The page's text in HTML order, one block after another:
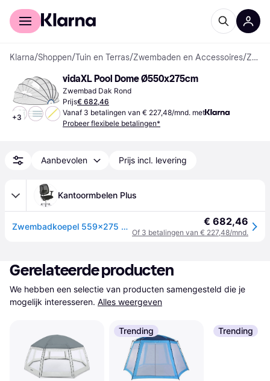
Voor shoppers
Klarna/Shoppen/Tuin en Terras/Zwembaden en Accessoires/ Zwembad Daken
+3
vidaXL Pool Dome Ø550x275cm
Zwembad Dak Rond
Prijs€ 682,46
Vanaf 3 betalingen van € 227,48/mnd. met
Probeer flexibele betalingen*
Aanbevolen Prijs incl. levering
Kantoormbelen Plus
Zwembadkoepel 559x275 cm € 682,46
Of 3 betalingen van € 227,48/mnd.
Gerelateerde producten
We hebben een selectie van producten samengesteld die je
mogelijk interesseren. Alles weergeven
Trending Trending